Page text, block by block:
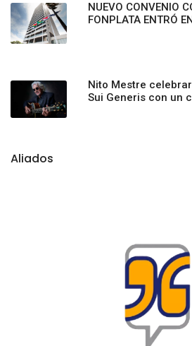
NUEVO CONVENIO
FONPLATA ENTRÓ
Nito Mestre
Sui Generis con un
Aliados